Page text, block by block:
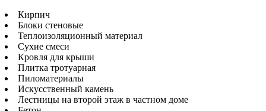
Кирпич
Блоки стеновые
Теплоизоляционный материал
Сухие смеси
Кровля для крыши
Плитка тротуарная
Пиломатериалы
Искусственный камень
Лестницы на второй этаж в частном доме